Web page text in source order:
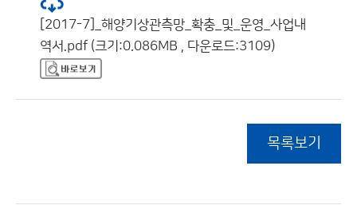
[2017-7]_해양기상관측망_확충_및_운영_사업내
역서.pdf (크기:0.086MB , 다운로드:3109)
목록보기